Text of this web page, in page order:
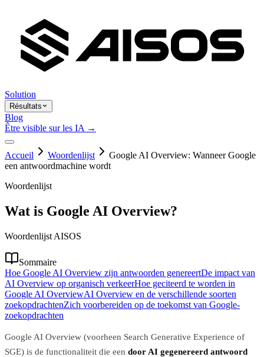
Solution
Résultats
Blog
Être visible sur les IA →
Accueil Woordenlijst
Google AI Overview: Wanneer Google
een antwoordmachine wordt
Woordenlijst
Wat is Google AI Overview?
Woordenlijst AISOS
Sommaire
Hoe Google AI Overview zijn antwoorden genereertDe impact van
AI Overview op organisch verkeerHoe geciteerd te worden in
Google AI OverviewAI Overview en de verschillende soorten
zoekopdrachtenZich voorbereiden op de toekomst van Google-
zoekopdrachten
Google AI Overview (voorheen Search Generative Experience of
SGE) is de functionaliteit die een door AI gegenereerd antwoord